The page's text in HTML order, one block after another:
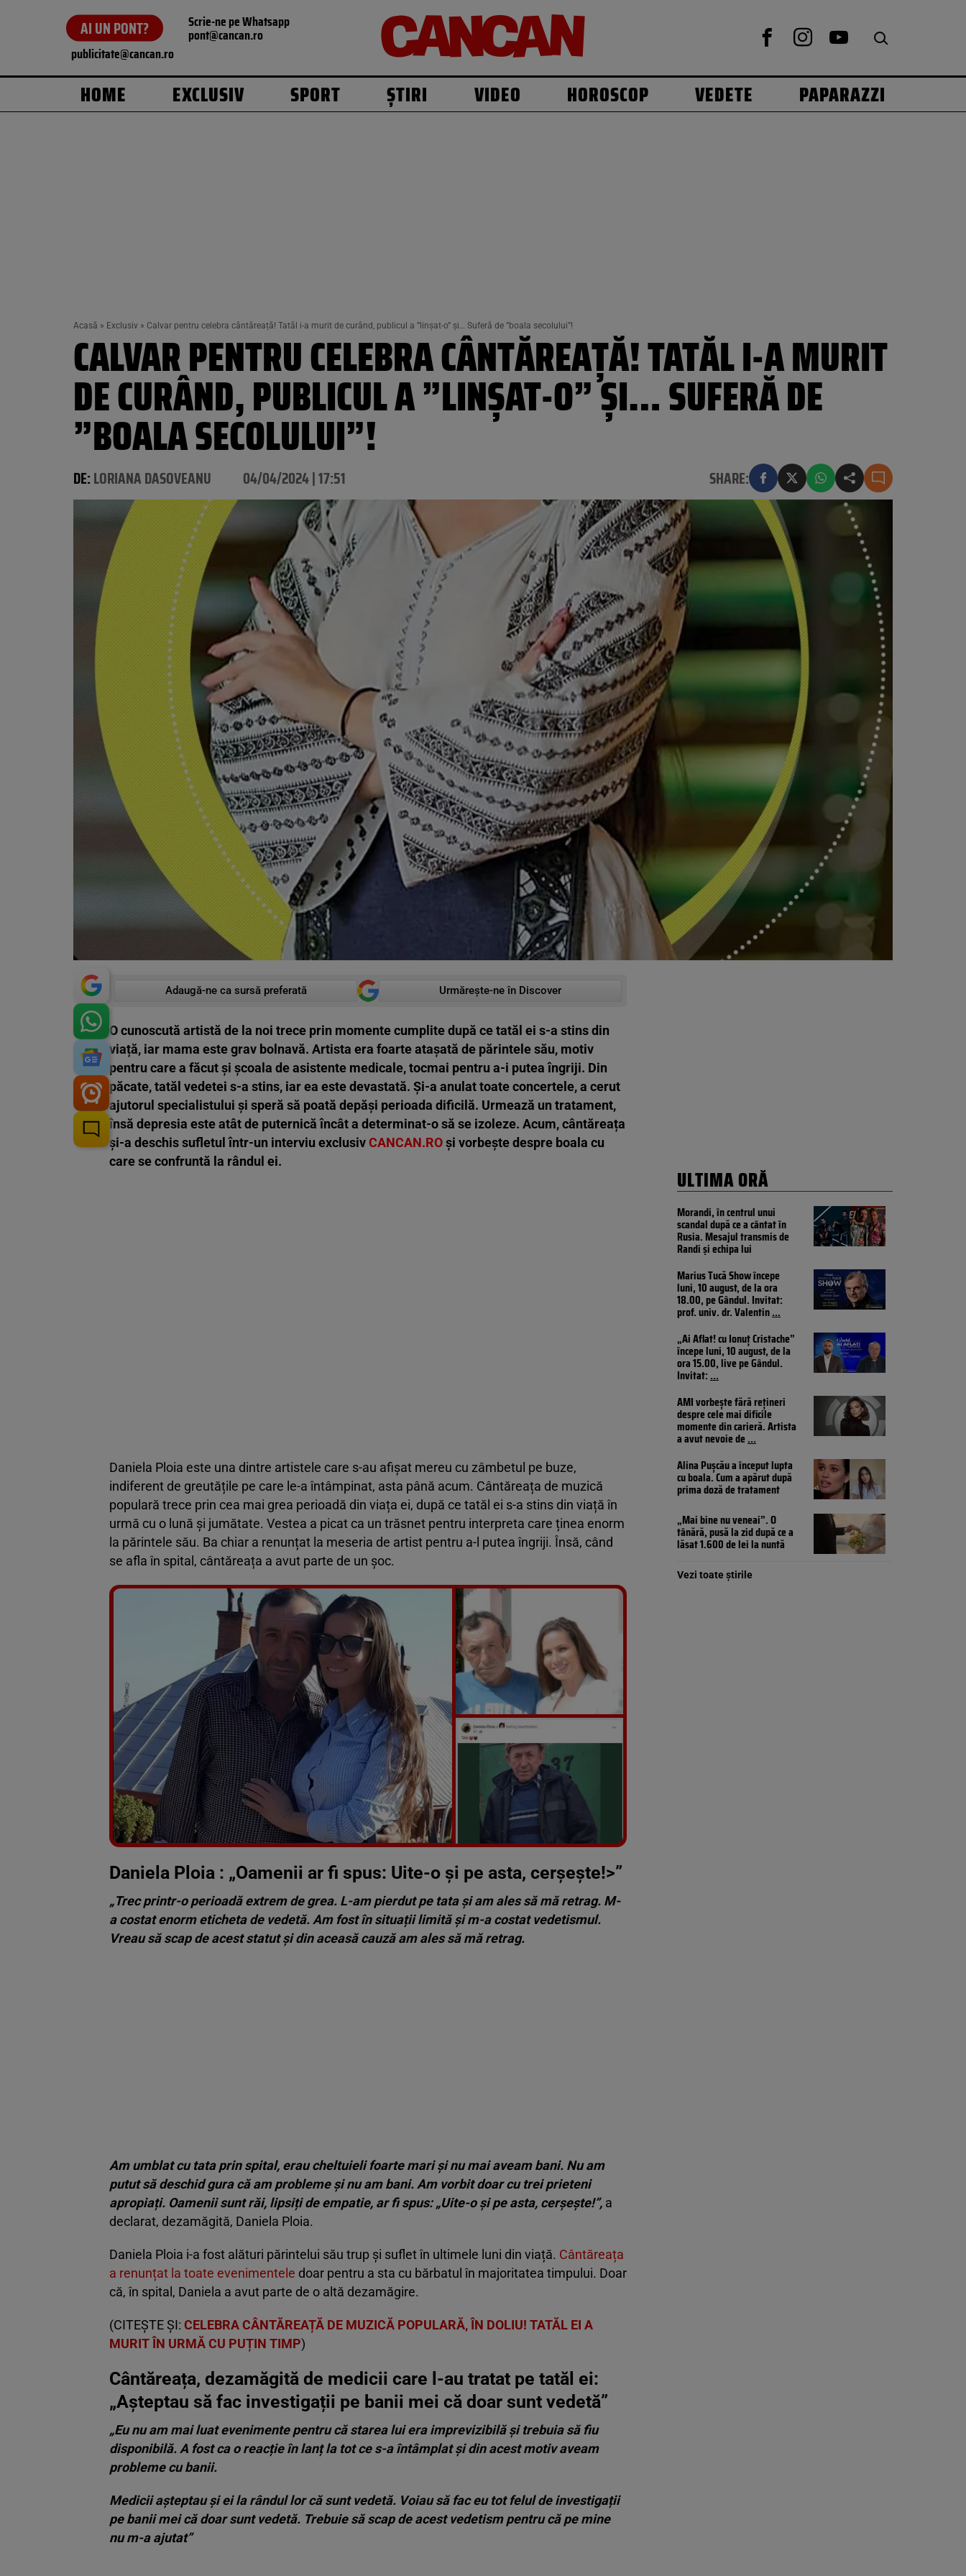
AI UN PONT? Scrie-ne pe Whatsapp
pont@cancan.ro
publicitate@cancan.ro
HOME EXCLUSIV SPORT ȘTIRI VIDEO HOROSCOP VEDETE PAPARAZZI
Acasă » Exclusiv » Calvar pentru celebra cântăreață! Tatăl i-a murit de curând, publicul a ”linșat-o” și… Suferă de ”boala secolului”!
CALVAR PENTRU CELEBRA CÂNTĂREAȚĂ! TATĂL I-A MURIT
DE CURÂND, PUBLICUL A ”LINȘAT-O” ȘI… SUFERĂ DE
”BOALA SECOLULUI”!
DE:LORIANA DASOVEANU 04/04/2024 | 17:51 SHARE:
Adaugă-ne ca sursă preferată Urmărește-ne în Discover
O cunoscută artistă de la noi trece prin momente cumplite după ce tatăl ei s-a stins din
viață, iar mama este grav bolnavă. Artista era foarte atașată de părintele său, motiv
pentru care a făcut și școala de asistente medicale, tocmai pentru a-i putea îngriji. Din
păcate, tatăl vedetei s-a stins, iar ea este devastată. Și-a anulat toate concertele, a cerut
ajutorul specialistului și speră să poată depăși perioada dificilă. Urmează un tratament,
însă depresia este atât de puternică încât a determinat-o să se izoleze. Acum, cântăreața
și-a deschis sufletul într-un interviu exclusivCANCAN.ROși vorbește despre boala cu
care se confruntă la rândul ei.
Daniela Ploia este una dintre artistele care s-au afișat mereu cu zâmbetul pe buze,
indiferent de greutățile pe care le-a întâmpinat, asta până acum. Cântăreața de muzică
populară trece prin cea mai grea perioadă din viața ei, după ce tatăl ei s-a stins din viață în
urmă cu o lună și jumătate. Vestea a picat ca un trăsnet pentru interpreta care ținea enorm
la părintele său. Ba chiar a renunțat la meseria de artist pentru a-l putea îngriji. Însă, când
se afla în spital, cântăreața a avut parte de un șoc.
Vezi galeria foto
5 poze
Daniela Ploia : „Oamenii ar fi spus: Uite-o și pe asta, cerșește!>”
„Trec printr-o perioadă extrem de grea. L-am pierdut pe tata și am ales să mă retrag. M-
a costat enorm eticheta de vedetă. Am fost în situații limită și m-a costat vedetismul.
Vreau să scap de acest statut și din aceasă cauză am ales să mă retrag.
Am umblat cu tata prin spital, erau cheltuieli foarte mari și nu mai aveam bani. Nu am
putut să deschid gura că am probleme și nu am bani. Am vorbit doar cu trei prieteni
apropiați. Oamenii sunt răi, lipsiți de empatie, ar fi spus: „Uite-o și pe asta, cerșește!”, a
declarat, dezamăgită, Daniela Ploia.
Daniela Ploia i-a fost alături părintelui său trup și suflet în ultimele luni din viață. Cântăreața
a renunțat la toate evenimentele doar pentru a sta cu bărbatul în majoritatea timpului. Doar
că, în spital, Daniela a avut parte de o altă dezamăgire.
(CITEȘTE ȘI: CELEBRA CÂNTĂREAȚĂ DE MUZICĂ POPULARĂ, ÎN DOLIU! TATĂL EI A
MURIT ÎN URMĂ CU PUȚIN TIMP)
Cântăreața, dezamăgită de medicii care l-au tratat pe tatăl ei:
„Așteptau să fac investigații pe banii mei că doar sunt vedetă”
„Eu nu am mai luat evenimente pentru că starea lui era imprevizibilă și trebuia să fiu
disponibilă. A fost ca o reacție în lanț la tot ce s-a întâmplat și din acest motiv aveam
probleme cu banii.
Medicii așteptau și ei la rândul lor că sunt vedetă. Voiau să fac eu tot felul de investigații
pe banii mei că doar sunt vedetă. Trebuie să scap de acest vedetism pentru că pe mine
nu m-a ajutat”
ULTIMA ORĂ
Morandi, în centrul unui
scandal după ce a cântat în
Rusia. Mesajul transmis de
Randi și echipa lui
Marius Tucă Show începe
luni, 10 august, de la ora
18.00, pe Gândul. Invitat:
prof. univ. dr. Valentin...
„Ai Aflat! cu Ionuț Cristache”
începe luni, 10 august, de la
ora 15.00, live pe Gândul.
Invitat:...
AMI vorbește fără rețineri
despre cele mai dificile
momente din carieră. Artista
a avut nevoie de...
Alina Pușcău a început lupta
cu boala. Cum a apărut după
prima doză de tratament
„Mai bine nu veneai”. O
tânără, pusă la zid după ce a
lăsat 1.600 de lei la nuntă
Vezi toate știrile